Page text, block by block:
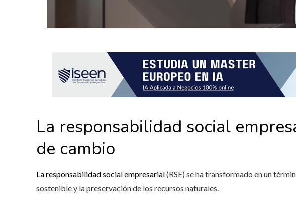
La responsabilidad social
de cambio
La responsabilidad social empresarial(RSE) se ha transformado en un
sostenible y la preservación de los recursos naturales.